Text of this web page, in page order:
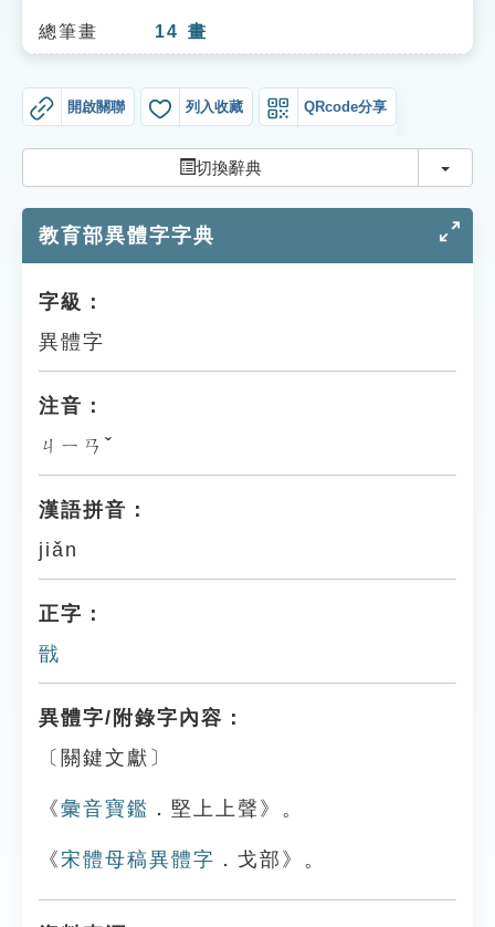
單字索引
貓頭鷹博士
總筆畫 14 畫
開啟關聯 列入收藏 QRcode分享
切換辭典 切換
教育部異體字字典
字級：
異體字
注音：
ㄐㄧㄢˇ
漢語拼音：
jiǎn
正字：
戩
異體字/附錄字內容：
〔關鍵文獻〕
《彙音寶鑑 ．堅上上聲》。
《宋體母稿異體字 ．戈部》。